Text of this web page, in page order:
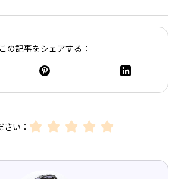
この記事をシェアする：
さい：